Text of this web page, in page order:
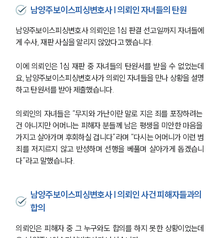
남양주보이스피싱변호사 | 의뢰인 자녀들의 탄원
남양주보이스피싱변호사 의뢰인은 1심 판결 선고일까지 자녀들에
게 수사, 재판 사실을 알리지 않았다고 했습니다.
이에 의뢰인은 1심 재판 중 자녀들의 탄원서를 받을 수 없었는데
요, 남양주보이스피싱변호사가 의뢰인 자녀들을 만나 상황을 설명
하고 탄원서를 받아 제출했습니다.
의뢰인의 자녀들은 “무지와 가난이란 말로 지은 죄를 포장하려는
건 아니지만 어머니는 피해자 분들께 남은 평생을 미안한 마음을
가지고 살아가며 후회하실 겁니다”라며 “다시는 어머니가 이런 범
죄를 저지르지 않고 반성하며 선행을 베풀며 살아가게 돕겠습니
다”라고 말했습니다.
남양주보이스피싱변호사 | 의뢰인 사건 피해자들과의
합의
의뢰인은 피해자 중 그 누구와도 합의를 하지 못한 상황이었는데